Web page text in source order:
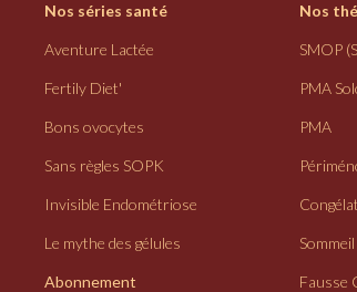
Nos séries santé
Aventure Lactée
Fertily Diet'
Bons ovocytes
Sans règles SOPK
Invisible Endométriose
Le mythe des gélules
Abonnement
Nos
SMOP
PMA
PMA
Fausse